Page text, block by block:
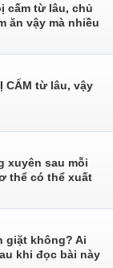
cấm từ lâu, chủ
ăn vậy mà nhiều
CẤM từ lâu, vậy
xuyên sau mỗi
thể có thể xuất
giặt không? Ai
khi đọc bài này